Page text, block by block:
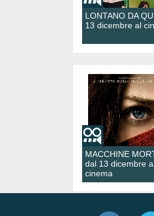
LONTANO DA
13 dicembre al
MACCHINE
dal 13 dicembre
cinema